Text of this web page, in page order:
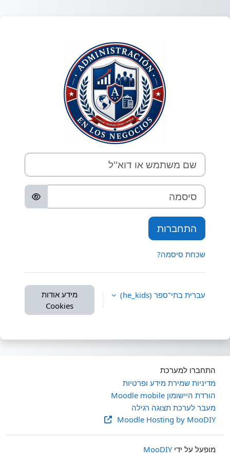
התחברות לEconomía Empresarial
שם משתמש או דוא''ל
סיסמה
התחברות
שכחת סיסמה?
עברית בתי־ספר ‎(he_kids)‎
מידע אודות
Cookies
התחברו למערכת
מדיניות שמירת מידע ופרטיות
הורדת היישומון Moodle mobile
מעבר לערכת תצוגה רגילה
Moodle Hosting by MooDIY
מופעל על ידיMooDIY